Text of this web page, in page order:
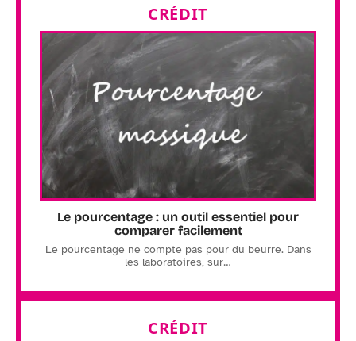
CRÉDIT
Le pourcentage : un outil essentiel pour
comparer facilement
Le pourcentage ne compte pas pour du beurre. Dans
les laboratoires, sur…
CRÉDIT